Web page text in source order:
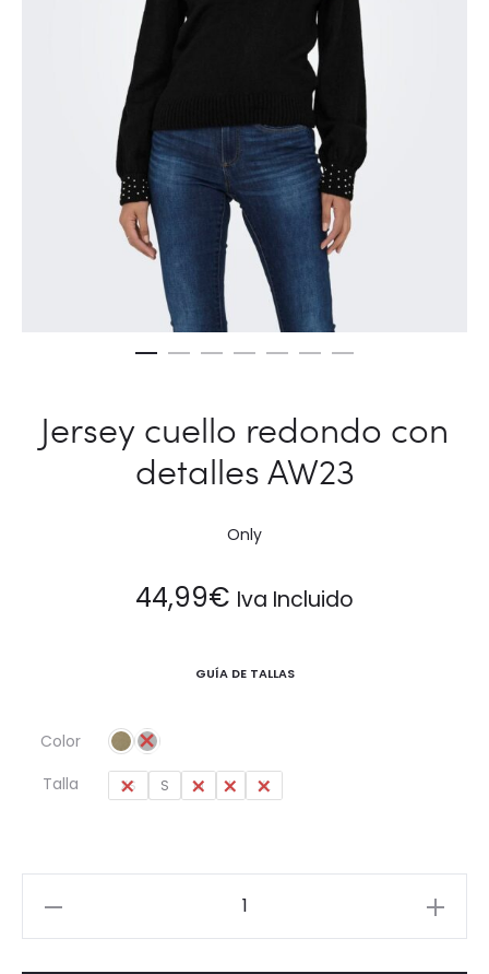
Jersey cuello redondo con
detalles AW23
Only
44,99€ Iva Incluido
GUÍA DE TALLAS
Color
Talla
XS S M L XL